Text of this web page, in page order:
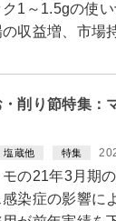
ク1～1.5gの使
の収益増、市
・削り節特集：
塩蔵他 特集
の21年3月期
感染症の影響に